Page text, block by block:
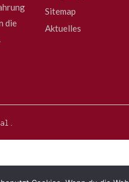
die
Sitemap
Aktuelles